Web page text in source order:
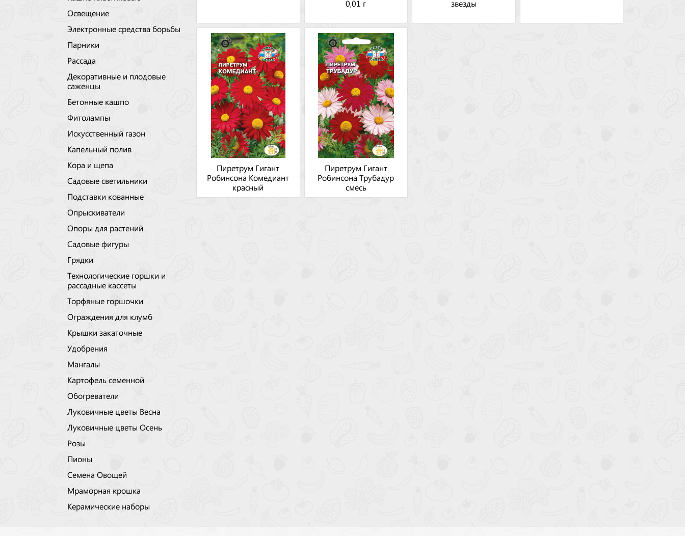
Освещение
Электронные средства борьбы
Парники
Рассада
Декоративные и плодовые
саженцы
Бетонные кашпо
Фитолампы
Искусственный газон
Капельный полив
Кора и щепа
Садовые светильники
Подставки кованные
Опрыскиватели
Опоры для растений
Садовые фигуры
Грядки
Технологические горшки и
рассадные кассеты
Торфяные горшочки
Ограждения для клумб
Крышки закаточные
Удобрения
Мангалы
Картофель семенной
Обогреватели
Луковичные цветы Весна
Луковичные цветы Осень
Розы
Пионы
Семена Овощей
Мраморная крошка
Керамические наборы
0,01 г
звезды
Пиретрум Гигант
Робинсона Комедиант
красный
Пиретрум Гигант
Робинсона Трубадур
смесь